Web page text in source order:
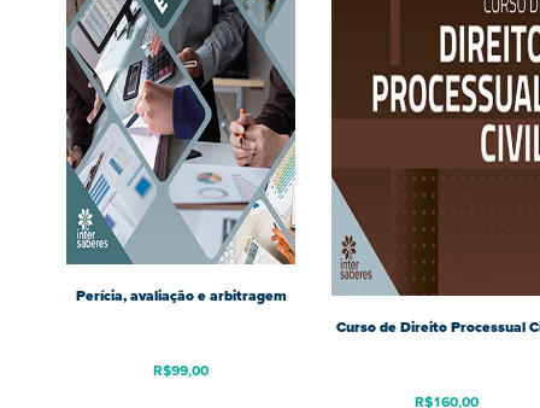
Perícia, avaliação e arbitragem
R$99,00
Curso de Direito Processual
R$160,00